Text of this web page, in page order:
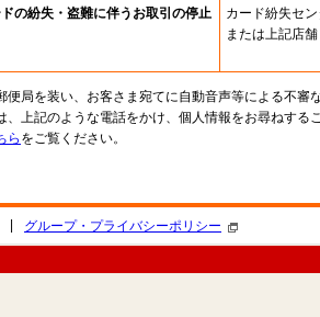
の紛失・盗難に伴うお取引の停止
カード紛失セ
または上記店舗
便局を装い、お客さま宛てに自動音声等による不審
、上記のような電話をかけ、個人情報をお尋ねする
ら をご覧ください。
グループ・プライバシーポリシー